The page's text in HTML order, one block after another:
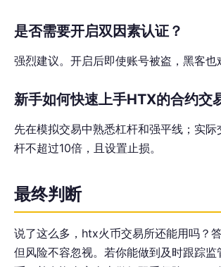
是否需要开启双因素认证？
强烈建议。开启后即使账号被盗，黑客也
新手如何快速上手HTX的合约交
先在模拟交易中熟悉杠杆和强平线；实际
杆不超过10倍，且设置止损。
最终判断
说了这么多，htx火币交易所还能用吗？
但风险不容忽视。若你能做到及时跟踪监